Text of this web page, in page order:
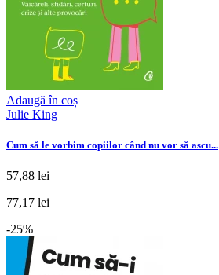
Adaugă în coș
Julie King
Cum să le vorbim copiilor când nu vor să ascu...
57,88 lei
77,17 lei
-25%